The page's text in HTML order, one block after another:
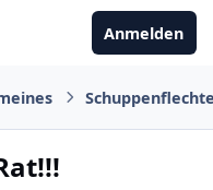
Anmelden